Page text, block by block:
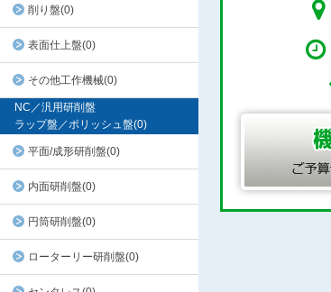
削り盤(0)
表面仕上盤(0)
その他工作機械(0)
NC／汎用研削盤
ラップ盤／ポリッシュ盤(0)
平面/成形研削盤(0)
内面研削盤(0)
円筒研削盤(0)
ローターリー研削盤(0)